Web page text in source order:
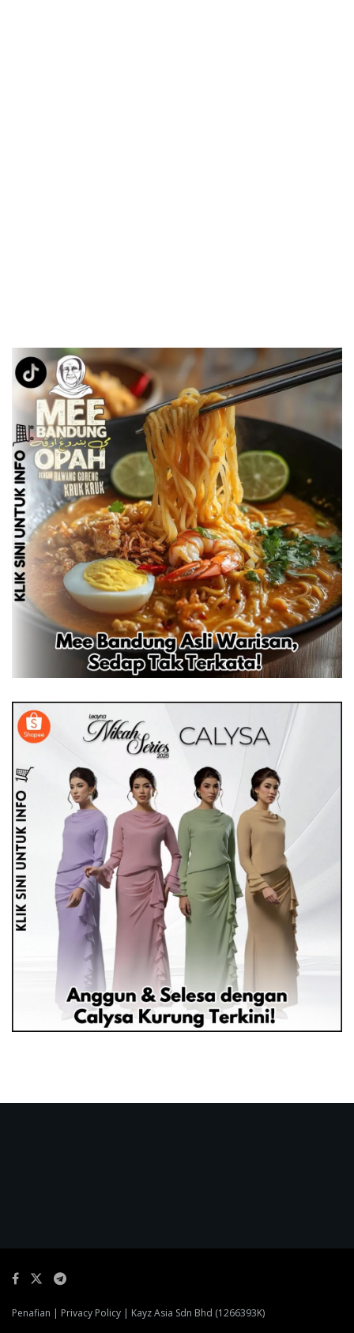
Penafian | Privacy Policy | Kayz Asia Sdn Bhd (1266393K)